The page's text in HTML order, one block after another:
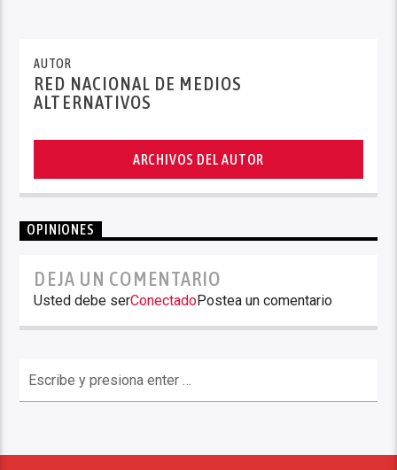
AUTOR
RED NACIONAL DE MEDIOS
ALTERNATIVOS
ARCHIVOS DEL AUTOR
OPINIONES
DEJA UN COMENTARIO
Usted debe serConectadoPostea un comentario